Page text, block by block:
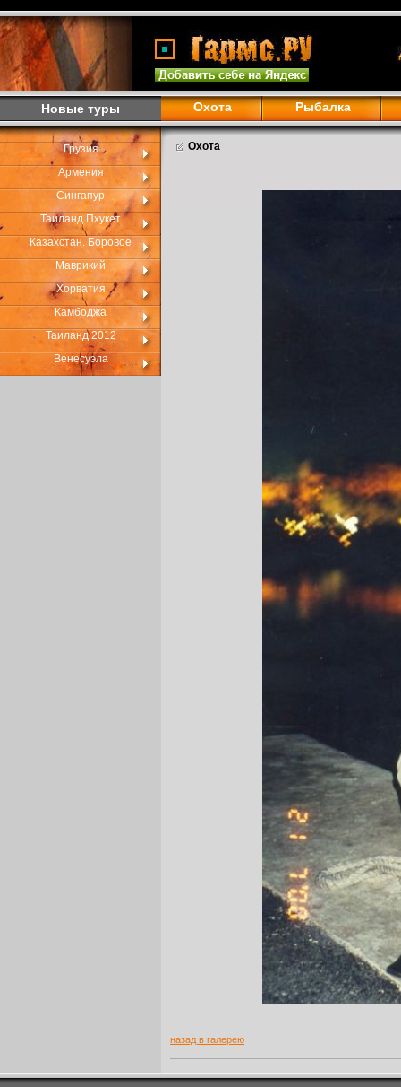
Новые туры Охота Рыбалка
Грузия
Армения
Сингапур
Таиланд Пхукет
Казахстан. Боровое
Маврикий
Хорватия
Камбоджа
Таиланд 2012
Венесуэла
Охота
назад в галерею